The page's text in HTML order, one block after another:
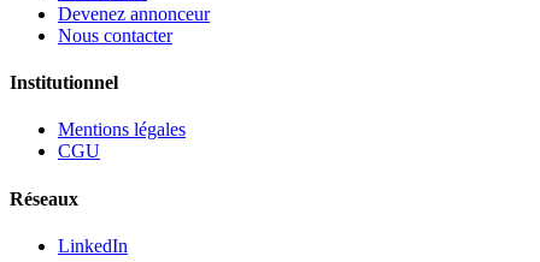
Devenez annonceur
Nous contacter
Institutionnel
Mentions légales
CGU
Réseaux
LinkedIn